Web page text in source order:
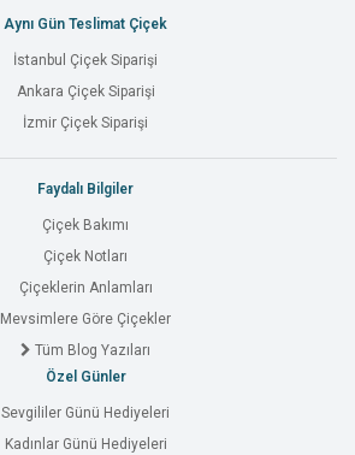
Aynı Gün Teslimat Çiçek
İstanbul Çiçek Siparişi
Ankara Çiçek Siparişi
İzmir Çiçek Siparişi
Faydalı Bilgiler
Çiçek Bakımı
Çiçek Notları
Çiçeklerin Anlamları
Mevsimlere Göre Çiçekler
Tüm Blog Yazıları
Özel Günler
Sevgililer Günü Hediyeleri
Kadınlar Günü Hediyeleri